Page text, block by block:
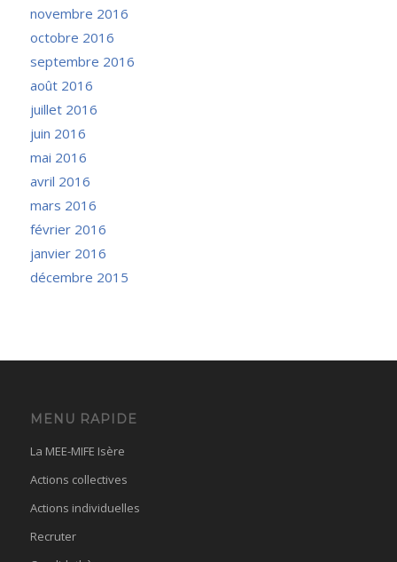
novembre 2016
octobre 2016
septembre 2016
août 2016
juillet 2016
juin 2016
mai 2016
avril 2016
mars 2016
février 2016
janvier 2016
décembre 2015
MENU RAPIDE
La MEE-MIFE Isère
Actions collectives
Actions individuelles
Recruter